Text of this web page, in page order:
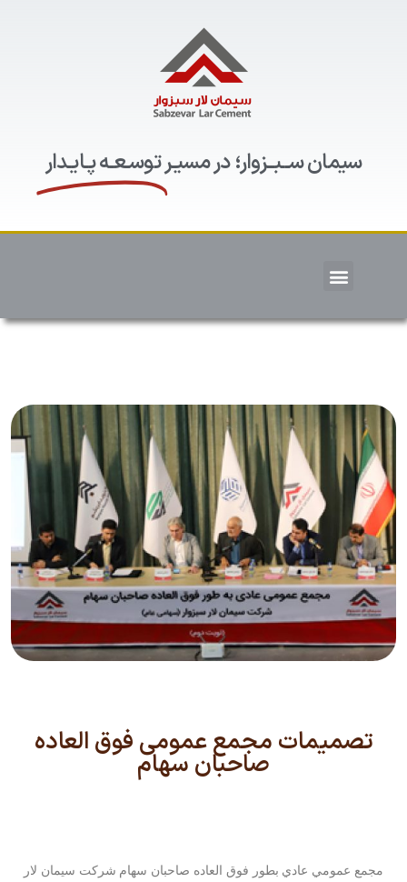
سیمان ســبــزوار؛ در مسیـرتوسـعـه پـایـدار
تصمیمات مجمع عمومی فوق العاده
صاحبان سهام
مجمع عمومي عادي بطور فوق العاده صاحبان سهام شرکت سیمان لار